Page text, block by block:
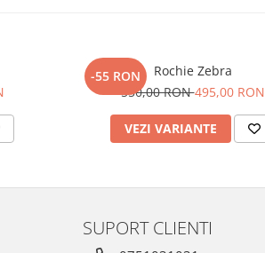
-55 RON
Rochie Zebra
550,00 RON495,00 RON
VEZI VARIANTE
SUPORT CLIENTI